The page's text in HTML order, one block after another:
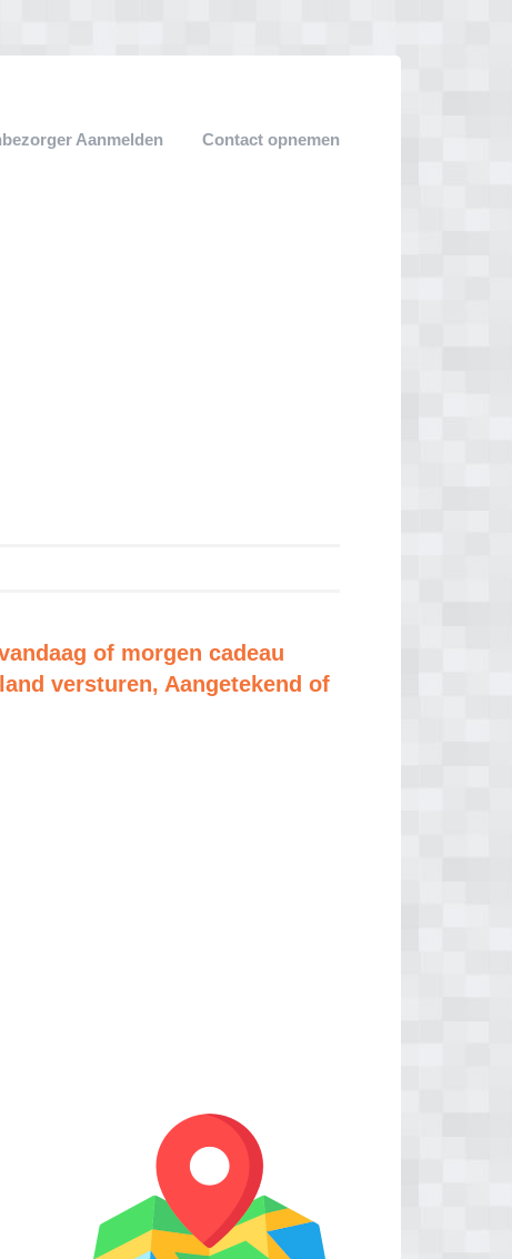
Aanmelden Contact opnemen
of morgen cadeau
versturen, Aangetekend of